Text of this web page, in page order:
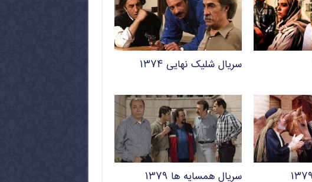
سریال شلیک نهایی ۱۳۷۴
سریال همسایه ها ۱۳۷۹